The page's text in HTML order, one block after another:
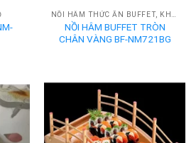
NỒI HÂM THỨC ĂN BUFFET, KHAY HÂM NÓNG BUFFET
NỒI HÂM BUFFET TRÒN
CHÂN VÀNG BF-NM721BG